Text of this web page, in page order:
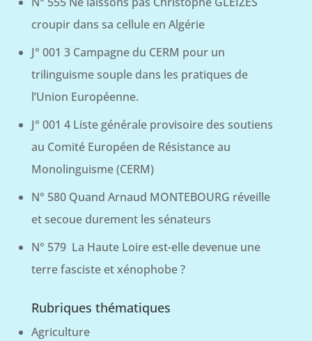
croupir dans sa cellule en Algérie
J° 001 3 Campagne du CERM pour un
trilinguisme souple dans les pratiques de
l’Union Européenne.
J° 001 4 Liste générale provisoire des soutiens
au Comité Européen de Résistance au
Monolinguisme (CERM)
N° 580 Quand Arnaud MONTEBOURG réveille
et secoue durement les sénateurs
N° 579 La Haute Loire est-elle devenue une
terre fasciste et xénophobe ?
Rubriques thématiques
Agriculture